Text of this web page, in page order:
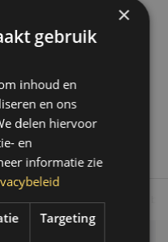
Op werkdagen voor 14.00 uur
×
gebruik
inhoud en
en ons
delen hiervoor
en
informatie zie
Targeting